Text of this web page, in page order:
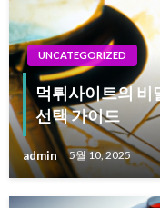
UNCATEGORIZED
먹튀사이트의 비
선택 가이드
admin 5월 10, 2025